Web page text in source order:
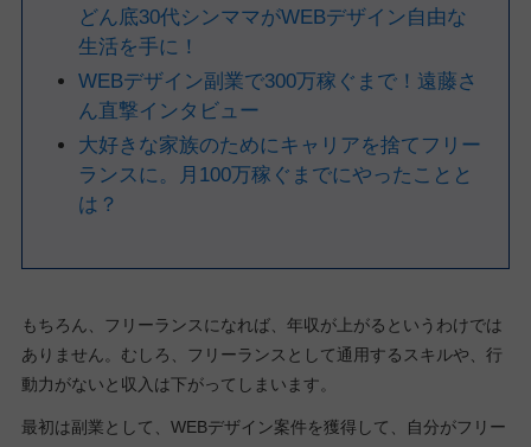
どん底30代シンママがWEBデザイン自由な
生活を手に！
WEBデザイン副業で300万稼ぐまで！遠藤さ
ん直撃インタビュー
大好きな家族のためにキャリアを捨てフリー
ランスに。月100万稼ぐまでにやったことと
は？
もちろん、フリーランスになれば、年収が上がるというわけでは
ありません。むしろ、フリーランスとして通用するスキルや、行
動力がないと収入は下がってしまいます。
最初は副業として、WEBデザイン案件を獲得して、自分がフリー